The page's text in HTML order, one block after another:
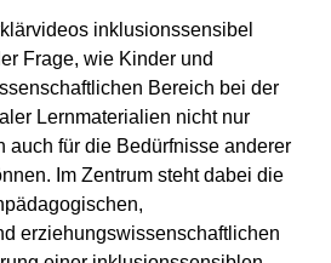
inklusionssensibel
Frage, wie Kinder und
Bereich bei der
Lernmaterialien nicht nur
auch für die Bedürfnisse anderer
Im Zentrum steht dabei die
erziehungswissenschaftlichen